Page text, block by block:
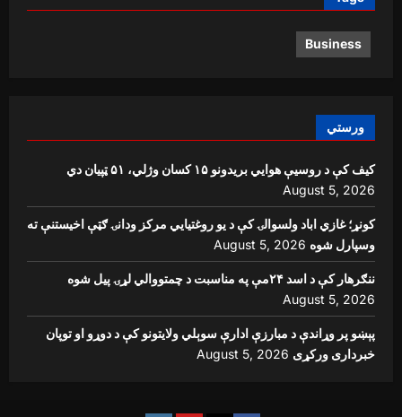
Business
ورستي
کیف کې د روسیې هوايي بریدونو ۱۵ کسان وژلي، ۵۱ ټپیان دي
August 5, 2026
کونړ؛ غازي اباد ولسوالۍ کې د یو روغتیايي مرکز ودانۍ ګټې اخیستنې ته
وسپارل شوه August 5, 2026
ننګرهار کې د اسد ۲۴مې په مناسبت د چمتووالي لړۍ پیل شوه
August 5, 2026
پېښو پر وړاندې د مبارزې ادارې سوېلي ولایتونو کې د دوړو او توپان
خبرداری ورکړی August 5, 2026